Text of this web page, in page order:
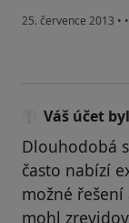
25. července 2013 • •
Váš účet
Dlouhodobá
často nabízí
možné
mohl